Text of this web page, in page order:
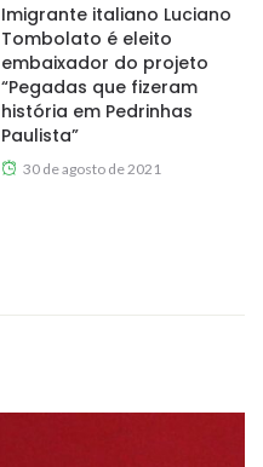
Imigrante italiano Luciano
Tombolato é eleito
embaixador do projeto
“Pegadas que fizeram
história em Pedrinhas
Paulista”
30 de agosto de 2021